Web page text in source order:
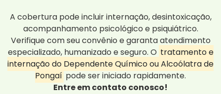
A cobertura pode incluir internação, desintoxicação,
acompanhamento psicológico e psiquiátrico.
Verifique com seu convênio e garanta atendimento
especializado, humanizado e seguro. O tratamento e
internação do Dependente Químico ou Alcoólatra de
Pongaí pode ser iniciado rapidamente.
Entre em contato conosco!